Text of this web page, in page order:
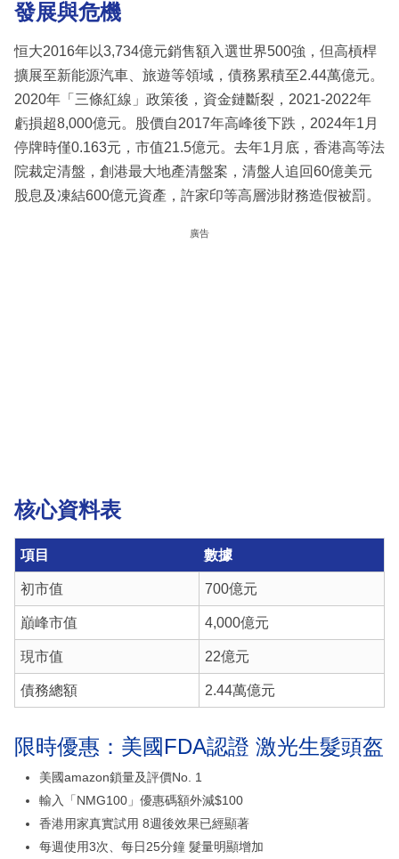
發展與危機
恒大2016年以3,734億元銷售額入選世界500強，但高槓桿
擴展至新能源汽車、旅遊等領域，債務累積至2.44萬億元。
2020年「三條紅線」政策後，資金鏈斷裂，2021-2022年
虧損超8,000億元。股價自2017年高峰後下跌，2024年1月
停牌時僅0.163元，市值21.5億元。去年1月底，香港高等法
院裁定清盤，創港最大地產清盤案，清盤人追回60億美元
股息及凍結600億元資產，許家印等高層涉財務造假被罰。
廣告
核心資料表
項目 數據
初市值 700億元
巔峰市值 4,000億元
現市值 22億元
債務總額 2.44萬億元
限時優惠：美國FDA認證 激光生髮頭盔
美國amazon鎖量及評價No. 1
輸入「NMG100」優惠碼額外減$100
香港用家真實試用 8週後效果已經顯著
每週使用3次、每日25分鐘 髮量明顯增加